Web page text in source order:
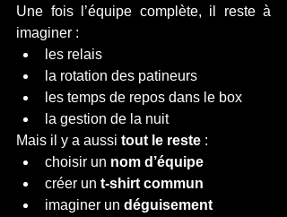
Une fois l’équipe complète, il reste à
imaginer :
les relais
la rotation des patineurs
les temps de repos dans le box
la gestion de la nuit
Mais il y a aussi tout le reste :
choisir un nom d’équipe
créer un t-shirt commun
imaginer un déguisement